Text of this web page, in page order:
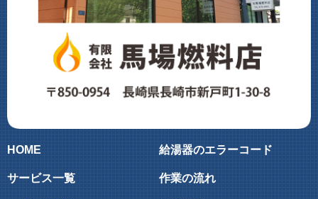
HOME
サービス一覧
給湯器のエラーコード
作業の流れ